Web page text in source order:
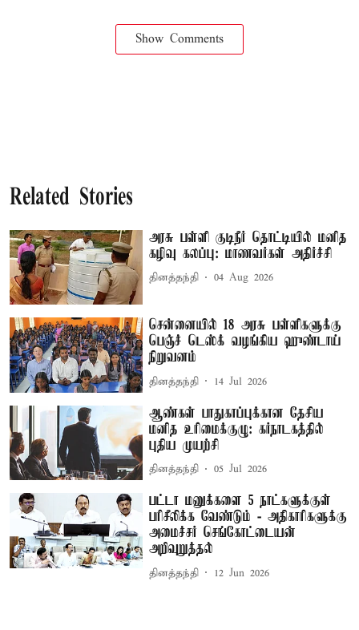
Show Comments
Related Stories
அரசு பள்ளி குடிநீர் தொட்டியில் மனித
கழிவு கலப்பு: மாணவர்கள் அதிர்ச்சி
தினத்தந்தி 04 Aug 2026
சென்னையில் 18 அரசு பள்ளிகளுக்கு
பெஞ்ச் டெஸ்க் வழங்கிய ஹுண்டாய்
நிறுவனம்
தினத்தந்தி 14 Jul 2026
ஆண்கள் பாதுகாப்புக்கான தேசிய
மனித உரிமைக்குழு: கர்நாடகத்தில்
புதிய முயற்சி
தினத்தந்தி 05 Jul 2026
பட்டா மனுக்களை 5 நாட்களுக்குள்
பரிசீலிக்க வேண்டும் - அதிகாரிகளுக்கு
அமைச்சர் செங்கோட்டையன்
அறிவுறுத்தல்
தினத்தந்தி 12 Jun 2026